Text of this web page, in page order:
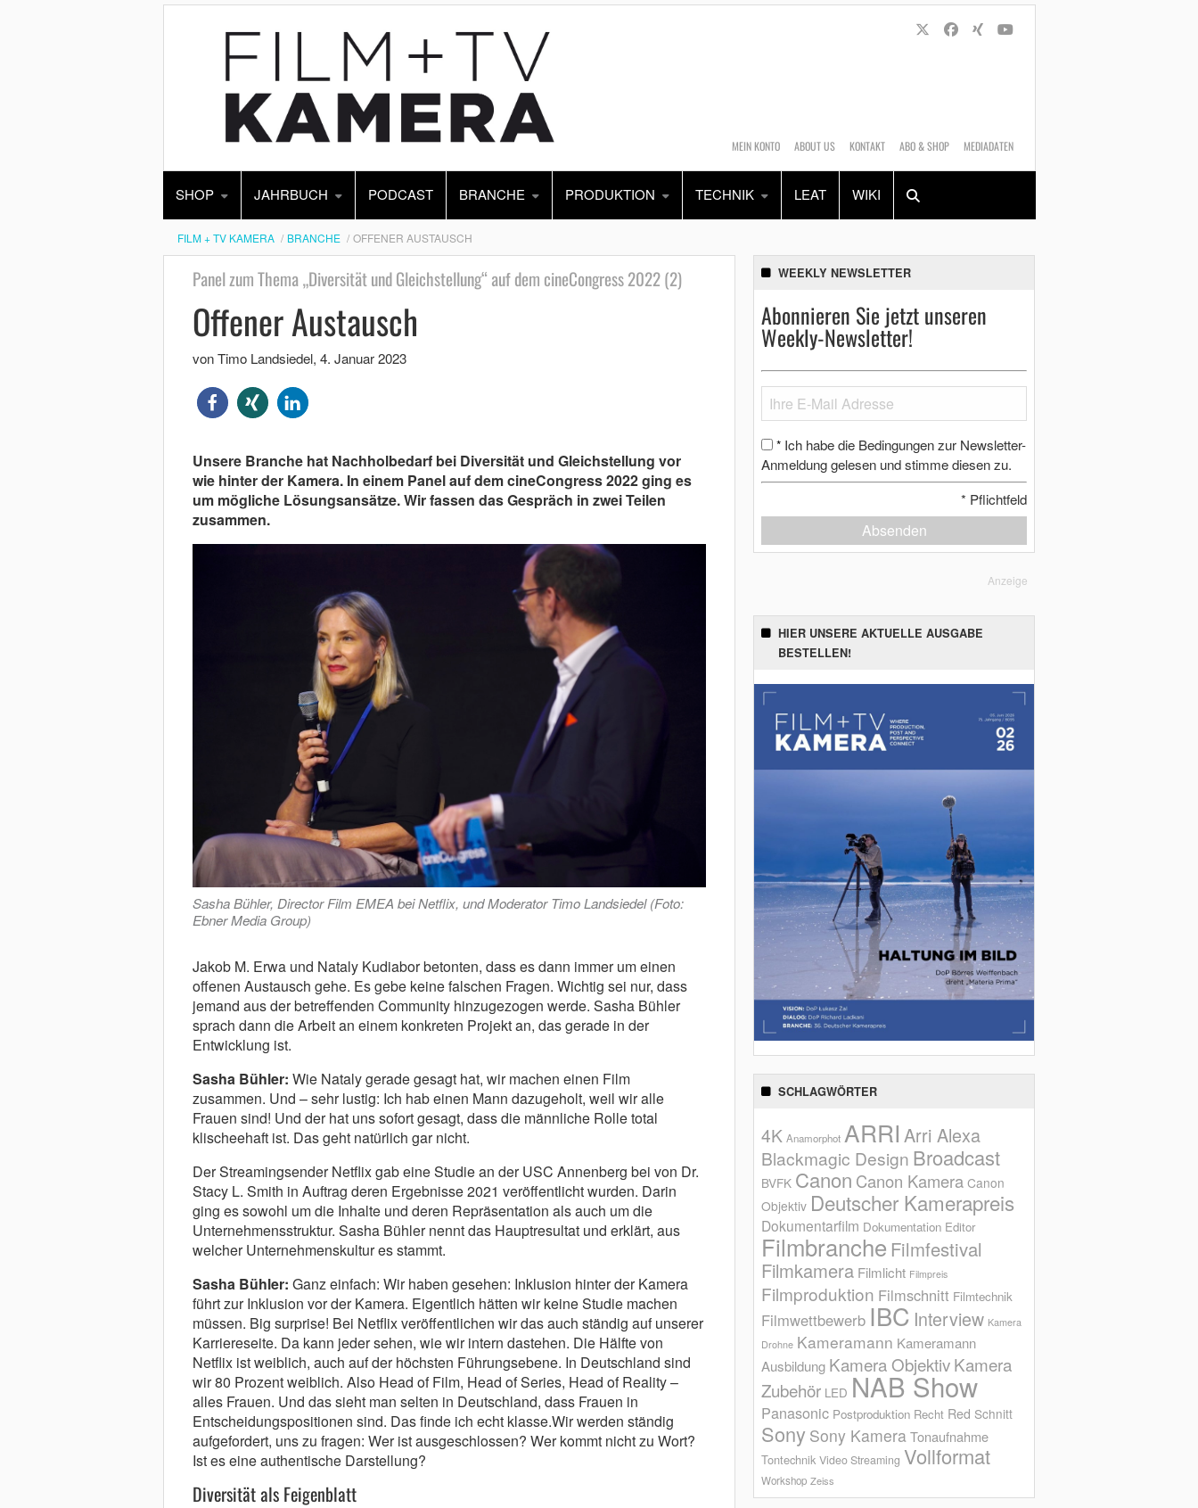
MEIN KONTO ABOUT US KONTAKT ABO & SHOP MEDIADATEN
SHOP JAHRBUCH PODCAST BRANCHE PRODUKTION TECHNIK LEAT WIKI
Alles Shop
FILM + TV KAMERA BRANCHE OFFENER AUSTAUSCH
Panel zum Thema „Diversität und Gleichstellung“ auf dem cineCongress 2022 (2)
Offener Austausch
von Timo Landsiedel, 4. Januar 2023
Unsere Branche hat Nachholbedarf bei Diversität und Gleichstellung vor
wie hinter der Kamera. In einem Panel auf dem cineCongress 2022 ging es
um mögliche Lösungsansätze. Wir fassen das Gespräch in zwei Teilen
zusammen.
Sasha Bühler, Director Film EMEA bei Netflix, und Moderator Timo Landsiedel (Foto:
Ebner Media Group)
Jakob M. Erwa und Nataly Kudiabor betonten, dass es dann immer um einen
offenen Austausch gehe. Es gebe keine falschen Fragen. Wichtig sei nur, dass
jemand aus der betreffenden Community hinzugezogen werde. Sasha Bühler
sprach dann die Arbeit an einem konkreten Projekt an, das gerade in der
Entwicklung ist.
Sasha Bühler: Wie Nataly gerade gesagt hat, wir machen einen Film
zusammen. Und – sehr lustig: Ich hab einen Mann dazugeholt, weil wir alle
Frauen sind! Und der hat uns sofort gesagt, dass die männliche Rolle total
klischeehaft ist. Das geht natürlich gar nicht.
Der Streamingsender Netflix gab eine Studie an der USC Annenberg bei von Dr.
Stacy L. Smith in Auftrag deren Ergebnisse 2021 veröffentlicht wurden. Darin
ging es sowohl um die Inhalte und deren Repräsentation als auch um die
Unternehmensstruktur. Sasha Bühler nennt das Hauptresultat und erklärt, aus
welcher Unternehmenskultur es stammt.
Sasha Bühler: Ganz einfach: Wir haben gesehen: Inklusion hinter der Kamera
führt zur Inklusion vor der Kamera. Eigentlich hätten wir keine Studie machen
müssen. Big surprise! Bei Netflix veröffentlichen wir das auch ständig auf unserer
Karriereseite. Da kann jeder sehen, wie wir intern dastehen. Die Hälfte von
Netflix ist weiblich, auch auf der höchsten Führungsebene. In Deutschland sind
wir 80 Prozent weiblich. Also Head of Film, Head of Series, Head of Reality –
alles Frauen. Und das sieht man selten in Deutschland, dass Frauen in
Entscheidungspositionen sind. Das finde ich echt klasse.Wir werden ständig
aufgefordert, uns zu fragen: Wer ist ausgeschlossen? Wer kommt nicht zu Wort?
Ist es eine authentische Darstellung?
Diversität als Feigenblatt
WEEKLY NEWSLETTER
Abonnieren Sie jetzt unseren
Weekly-Newsletter!
* Ich habe die Bedingungen zur Newsletter-
Anmeldung gelesen und stimme diesen zu.
* Pflichtfeld
Absenden
Anzeige
HIER UNSERE AKTUELLE AUSGABE
BESTELLEN!
SCHLAGWÖRTER
4K Anamorphot ARRI Arri Alexa
Blackmagic Design Broadcast
BVFK Canon Canon Kamera Canon
Objektiv Deutscher Kamerapreis
Dokumentarfilm Dokumentation Editor
Filmbranche Filmfestival
Filmkamera Filmlicht Filmpreis
Filmproduktion Filmschnitt Filmtechnik
Filmwettbewerb IBC Interview Kamera
Drohne Kameramann Kameramann
Ausbildung Kamera ObjektivKamera
Zubehör LED NAB Show
Panasonic Postproduktion Recht Red Schnitt
Sony Sony KameraTonaufnahme
Tontechnik Video Streaming Vollformat
Workshop Zeiss